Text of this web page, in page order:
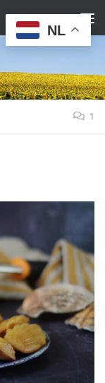
1
NL